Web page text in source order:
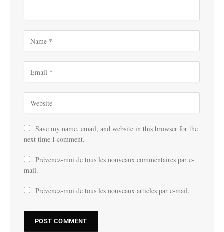
Save my name, email, and website in this browser for the
next time I comment.
Prévenez-moi de tous les nouveaux commentaires par e-
mail.
Prévenez-moi de tous les nouveaux articles par e-mail.